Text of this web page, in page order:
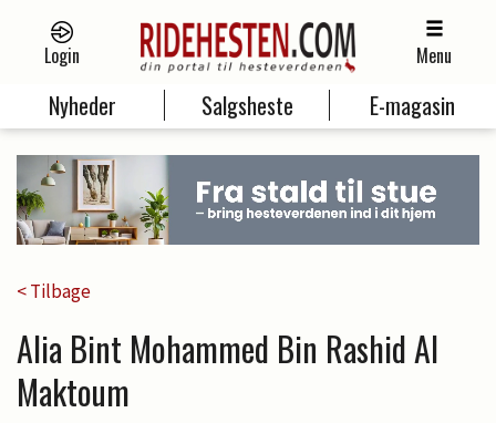
Login Menu
Nyheder Salgsheste E-magasin
< Tilbage
Alia Bint Mohammed Bin Rashid Al
Maktoum